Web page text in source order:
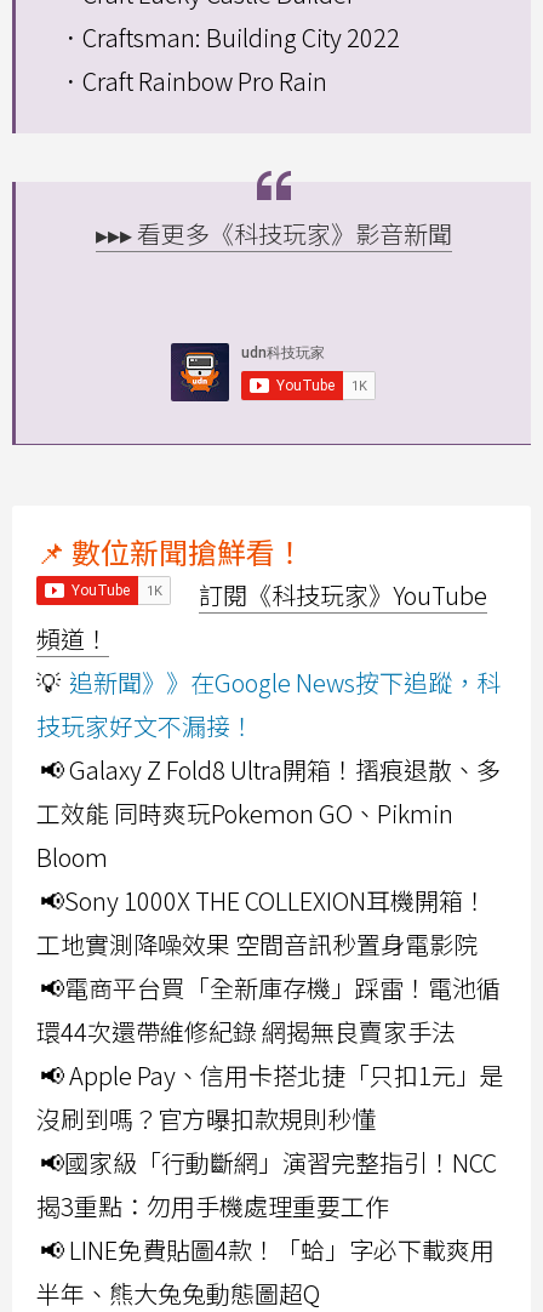
．Craftsman: Building City 2022
．Craft Rainbow Pro Rain
▸▸▸ 看更多《科技玩家》影音新聞
📌 數位新聞搶鮮看！
訂閱《科技玩家》YouTube
頻道！
💡 追新聞》》在Google News按下追蹤，科
技玩家好文不漏接！
📢 Galaxy Z Fold8 Ultra開箱！摺痕退散、多
工效能 同時爽玩Pokemon GO、Pikmin
Bloom
📢Sony 1000X THE COLLEXION耳機開箱！
工地實測降噪效果 空間音訊秒置身電影院
📢電商平台買「全新庫存機」踩雷！電池循
環44次還帶維修紀錄 網揭無良賣家手法
📢 Apple Pay、信用卡搭北捷「只扣1元」是
沒刷到嗎？官方曝扣款規則秒懂
📢國家級「行動斷網」演習完整指引！NCC
揭3重點：勿用手機處理重要工作
📢 LINE免費貼圖4款！「蛤」字必下載爽用
半年、熊大兔兔動態圖超Q